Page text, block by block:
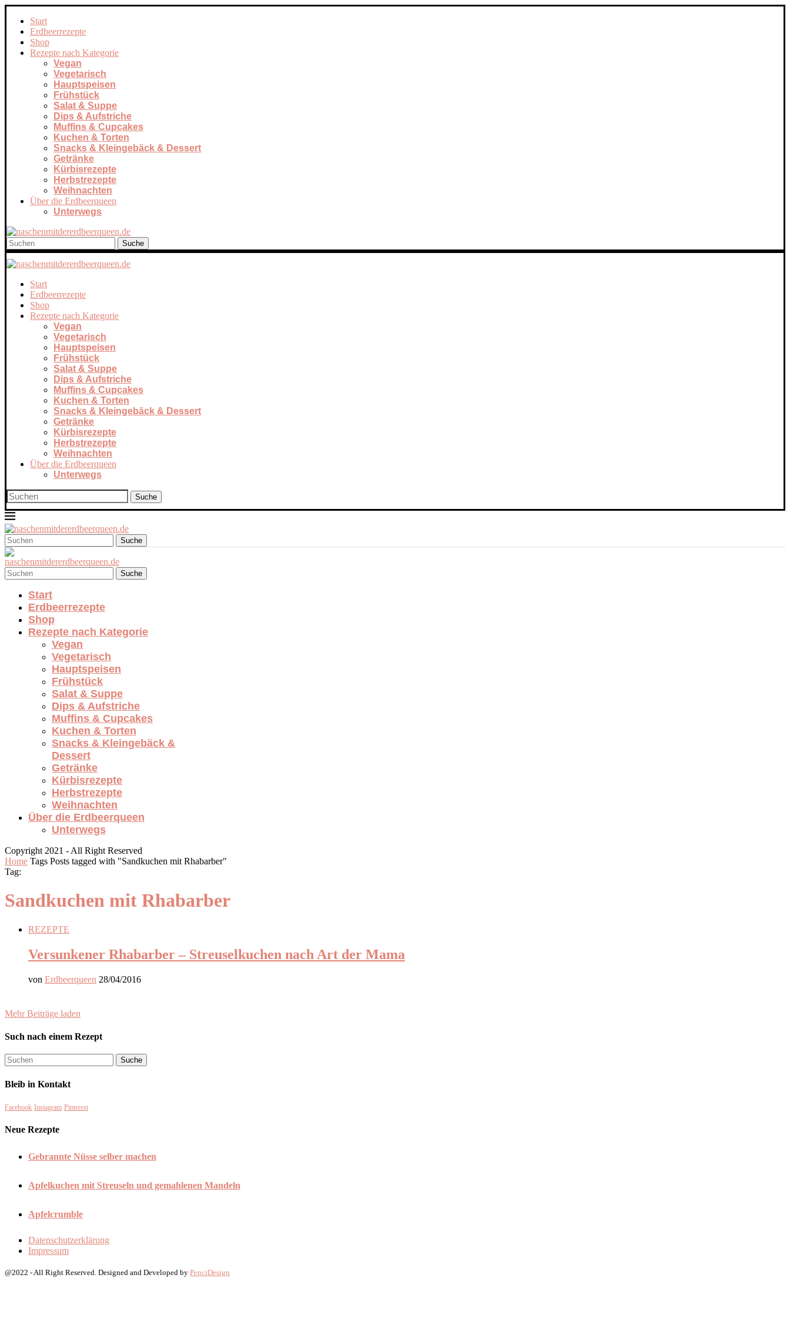
Start
Erdbeerrezepte
Shop
Rezepte nach Kategorie
Vegan
Vegetarisch
Hauptspeisen
Frühstück
Salat & Suppe
Dips & Aufstriche
Muffins & Cupcakes
Kuchen & Torten
Snacks & Kleingebäck & Dessert
Getränke
Kürbisrezepte
Herbstrezepte
Weihnachten
Über die Erdbeerqueen
Unterwegs
Suche
Start
Erdbeerrezepte
Shop
Rezepte nach Kategorie
Vegan
Vegetarisch
Hauptspeisen
Frühstück
Salat & Suppe
Dips & Aufstriche
Muffins & Cupcakes
Kuchen & Torten
Snacks & Kleingebäck & Dessert
Getränke
Kürbisrezepte
Herbstrezepte
Weihnachten
Über die Erdbeerqueen
Unterwegs
Suche
Suche
Suche
Start
Erdbeerrezepte
Shop
Rezepte nach Kategorie
Vegan
Vegetarisch
Hauptspeisen
Frühstück
Salat & Suppe
Dips & Aufstriche
Muffins & Cupcakes
Kuchen & Torten
Snacks & Kleingebäck &
Dessert
Getränke
Kürbisrezepte
Herbstrezepte
Weihnachten
Über die Erdbeerqueen
Unterwegs
Copyright 2021 - All Right Reserved
Home Tags Posts tagged with "Sandkuchen mit Rhabarber"
Tag:
Sandkuchen mit Rhabarber
REZEPTE
Versunkener Rhabarber – Streuselkuchen nach Art der Mama
von Erdbeerqueen 28/04/2016
Mehr Beiträge laden
Such nach einem Rezept
Bleib in Kontakt
Facebook Instagram Pinterest
Neue Rezepte
Gebrannte Nüsse selber machen
Apfelkuchen mit Streuseln und gemahlenen Mandeln
Apfelcrumble
Datenschutzerklärung
Impressum
@2022 - All Right Reserved. Designed and Developed by PenciDesign